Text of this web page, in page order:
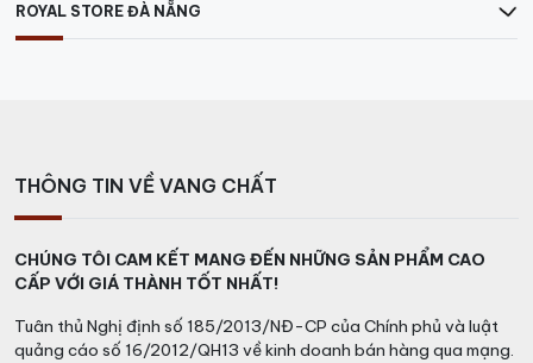
ROYAL STORE ĐÀ NẴNG
THÔNG TIN VỀ VANG CHẤT
CHÚNG TÔI CAM KẾT MANG ĐẾN NHỮNG SẢN PHẨM CAO
CẤP VỚI GIÁ THÀNH TỐT NHẤT!
Tuân thủ Nghị định số 185/2013/NĐ-CP của Chính phủ và luật
quảng cáo số 16/2012/QH13 về kinh doanh bán hàng qua mạng.